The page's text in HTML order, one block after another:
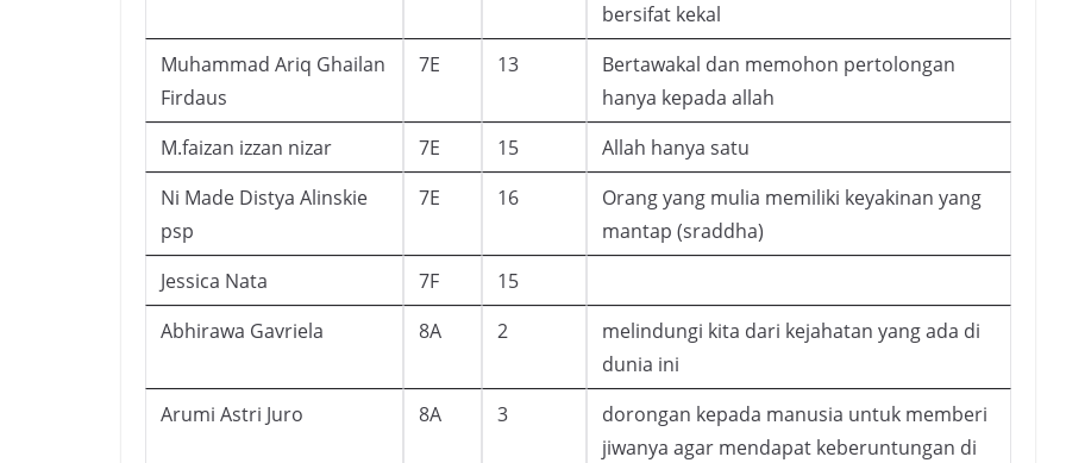
bersifat kekal
Muhammad Ariq Ghailan
Firdaus
7E 13
Bertawakal dan memohon pertolongan
hanya kepada allah
M.faizan izzan nizar
7E 15
Allah hanya satu
Ni Made Distya Alinskie
psp
7E 16
Orang yang mulia memiliki keyakinan yang
mantap (sraddha)
Jessica Nata
7F
15
Abhirawa Gavriela
8A 2
melindungi kita dari kejahatan yang ada di
dunia ini
Arumi Astri Juro
8A 3
dorongan kepada manusia untuk memberi
jiwanya agar mendapat keberuntungan di